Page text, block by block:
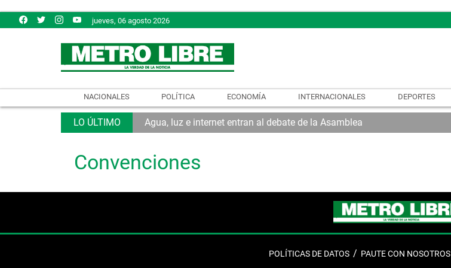
jueves, 06 agosto 2026
NACIONALES POLÍTICA ECONOMÍA INTERNACIONALES DEPORTES
Agua, luz e internet entran al debate de la Asamblea
Convenciones
POLÍTICAS DE DATOS PAUTE CON NOSOTROS